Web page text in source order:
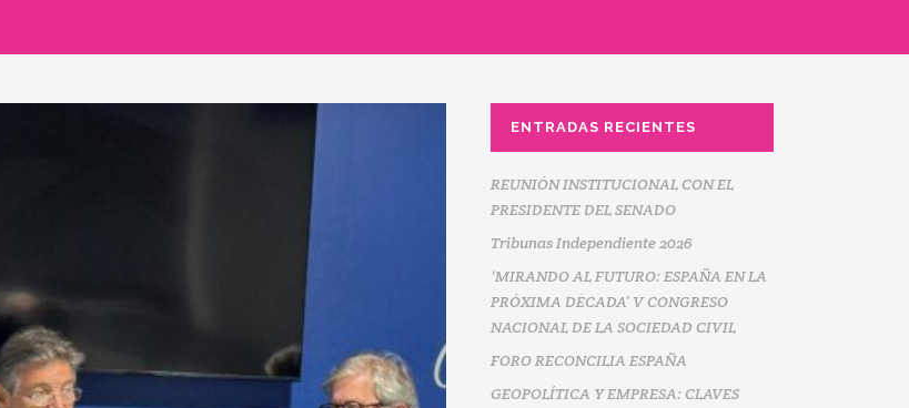
ENTRADAS RECIENTES
REUNIÓN INSTITUCIONAL CON EL
PRESIDENTE DEL SENADO
Tribunas Independiente 2026
‘MIRANDO AL FUTURO: ESPAÑA EN LA
PRÓXIMA DÉCADA’ V CONGRESO
NACIONAL DE LA SOCIEDAD CIVIL
FORO RECONCILIA ESPAÑA
GEOPOLÍTICA Y EMPRESA: CLAVES